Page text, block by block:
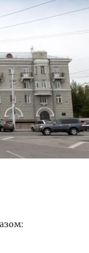
номера и
будет новый